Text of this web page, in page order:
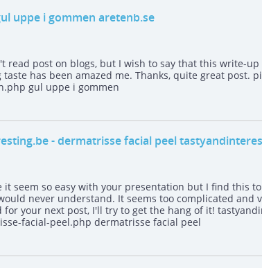
uppe i gommen aretenb.se
read post on blogs, but I wish to say that this write-
taste has been amazed me. Thanks, quite great post.
gul uppe i gommen
- dermatrisse facial peel
it seem so easy with your presentation but I find this
never understand. It seems too complicated and
for your next post, I'll try to get the hang of it!
facial-peel.php dermatrisse facial peel